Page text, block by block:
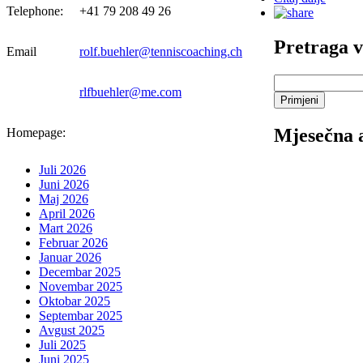
Telephone: +41 79 208 49 26
Email rolf.buehler@tenniscoaching.ch
rlfbuehler@me.com
Homepage:
Pretraga
Mjesečna
Juli 2026
Juni 2026
Maj 2026
April 2026
Mart 2026
Februar 2026
Januar 2026
Decembar 2025
Novembar 2025
Oktobar 2025
Septembar 2025
Avgust 2025
Juli 2025
Juni 2025